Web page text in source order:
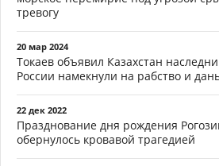
тревогу
20 мар 2024
Токаев объявил Казахстан
России намекнули на рабство и
22 дек 2022
Празднование дня рождения
обернулось кровавой трагедией